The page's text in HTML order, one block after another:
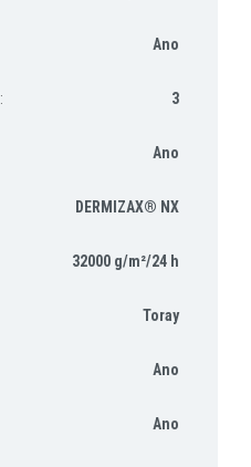
Ano
: 3
Ano
DERMIZAX® NX
32000 g/m²/24 h
Toray
Ano
Ano